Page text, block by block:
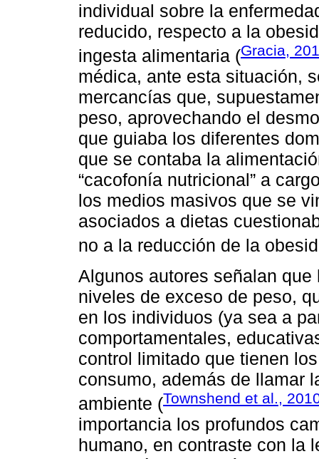
individual sobre la
reducido, respecto a la
ingesta alimentaria (Gracia,
médica, ante esta situación,
mercancías que,
peso, aprovechando el
que guiaba los diferentes
que se contaba la
“cacofonía nutricional” a
los medios masivos que se
asociados a dietas
no a la reducción de la
Algunos autores señalan
niveles de exceso de peso,
en los individuos (ya sea a
comportamentales,
control limitado que tienen
consumo, además de llamar
ambiente (Townshend et al.,
importancia los profundos
humano, en contraste con la